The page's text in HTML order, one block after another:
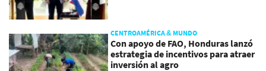
CENTROAMÉRICA & MUNDO
Con apoyo de FAO, Honduras lanzó
estrategia de incentivos para atraer
inversión al agro